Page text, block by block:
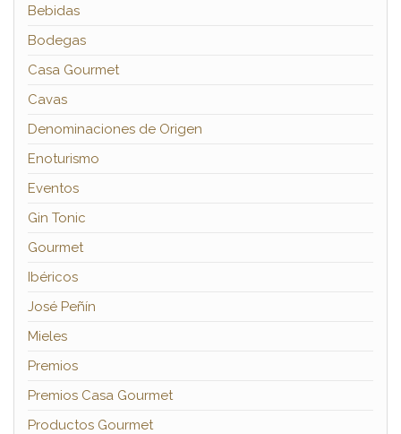
Bebidas
Bodegas
Casa Gourmet
Cavas
Denominaciones de Origen
Enoturismo
Eventos
Gin Tonic
Gourmet
Ibéricos
José Peñín
Mieles
Premios
Premios Casa Gourmet
Productos Gourmet